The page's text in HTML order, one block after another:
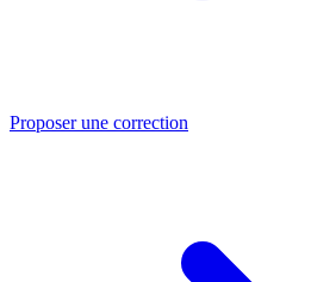
Proposer une correction